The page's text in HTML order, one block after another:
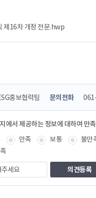
제16차 개정 전문.hwp
홍보협력팀 문의전화
에서 제공하는 정보에 대하여 만
만족 보통
불만